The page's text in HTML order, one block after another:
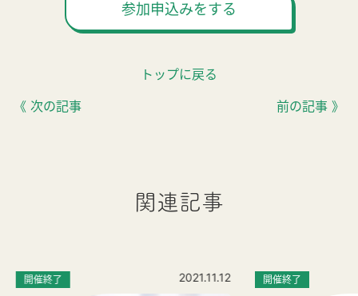
参加申込みをする
《 次の記事
トップに戻る
前の記事 》
関連記事
開催終了 2021.11.12 開催終了